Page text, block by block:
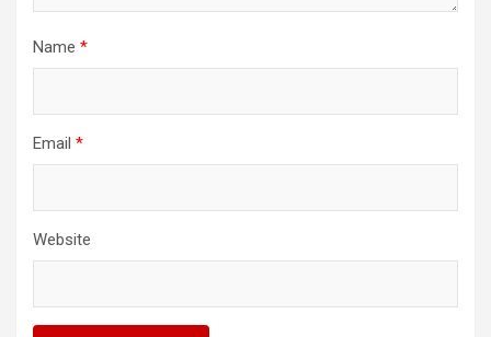
Name *
Email *
Website